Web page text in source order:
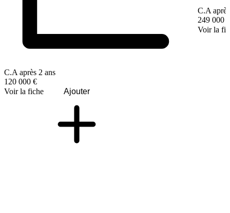
C.A après 2 ans
120 000 €
Voir la fiche
Ajouter
C.A
249 000 €
Voir la